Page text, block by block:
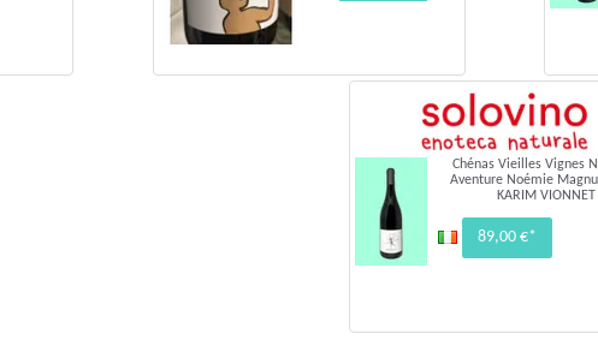
Chénas Vieilles Vignes
Aventure Noémie
KARIM VIONNET
89,00 €*